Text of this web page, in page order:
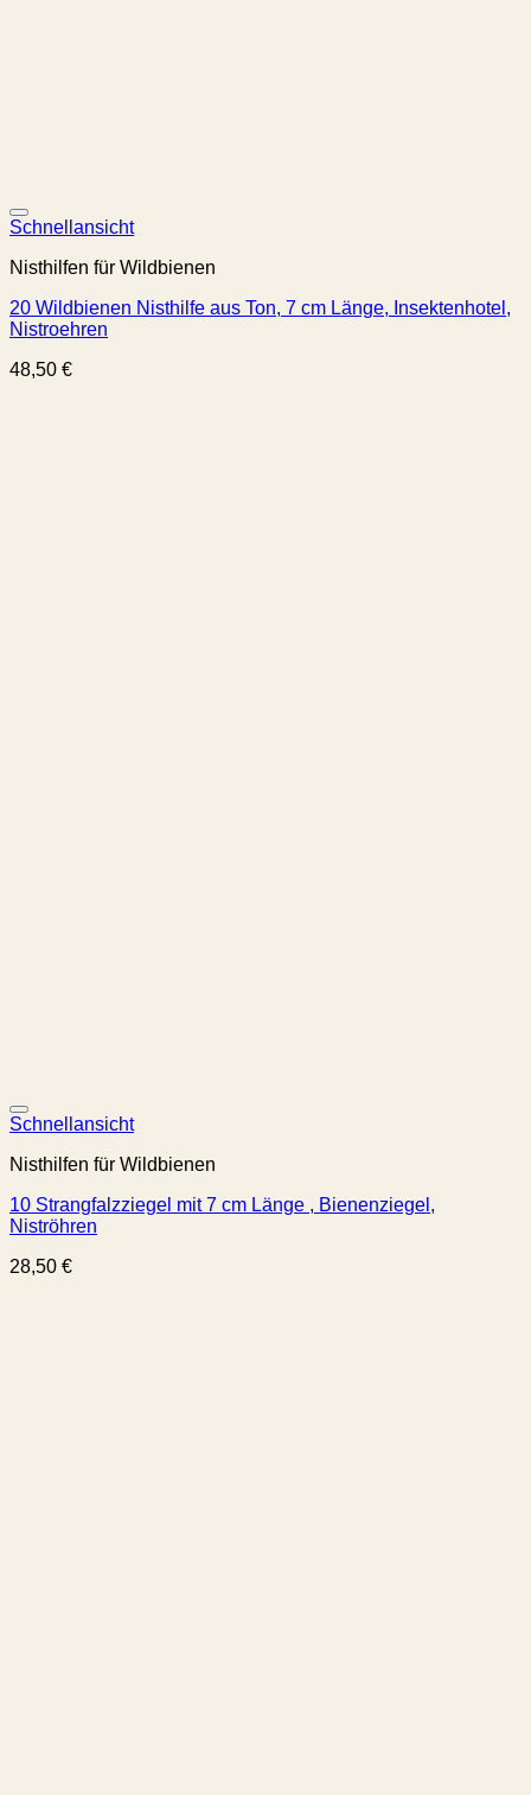
Schnellansicht
Nisthilfen für Wildbienen
20 Wildbienen Nisthilfe aus Ton, 7 cm Länge, Insektenhotel,
Nistroehren
48,50 €
Schnellansicht
Nisthilfen für Wildbienen
10 Strangfalzziegel mit 7 cm Länge , Bienenziegel,
Niströhren
28,50 €